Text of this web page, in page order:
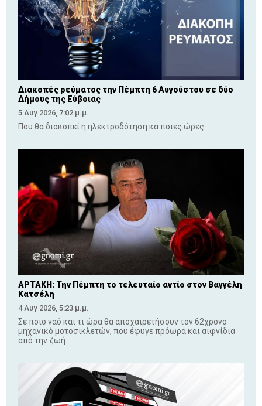
Διακοπές ρεύματος την Πέμπτη 6 Αυγούστου σε δύο
Δήμους της Εύβοιας
5 Αυγ 2026, 7:02 μ.μ.
Που θα διακοπεί η ηλεκτροδότηση κα ποιες ώρες.
ΑΡΤΑΚΗ: Την Πέμπτη το τελευταίο αντίο στον Βαγγέλη
Κατσέλη
4 Αυγ 2026, 5:23 μ.μ.
Σε ποιο ναό και τι ώρα θα αποχαιρετήσουν τον 62χρονο
μηχανικό μοτοσικλετών, που έφυγε πρόωρα και αιφνίδια
από την ζωή.